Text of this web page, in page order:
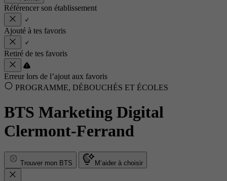
Référencer son établissement
Ajouté à tes favoris
Retiré de tes favoris
Erreur lors de l’ajout aux favoris
PROGRAMME, DÉBOUCHÉS ET ÉCOLES
BTS Marketing Digital
Clermont-Ferrand
Trouver mon BTS M’aider à choisir